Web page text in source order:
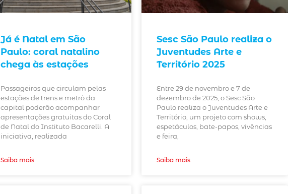
Já é Natal em São
Paulo: coral natalino
chega às estações
Passageiros que circulam pelas
estações de trens e metrô da
capital poderão acompanhar
apresentações gratuitas do Coral
de Natal do Instituto Bacarelli. A
iniciativa, realizada
Saiba mais
Sesc São Paulo realiza o
Juventudes Arte e
Território 2025
Entre 29 de novembro e 7 de
dezembro de 2025, o Sesc São
Paulo realiza o Juventudes Arte e
Território, um projeto com shows,
espetáculos, bate-papos, vivências
e feira,
Saiba mais